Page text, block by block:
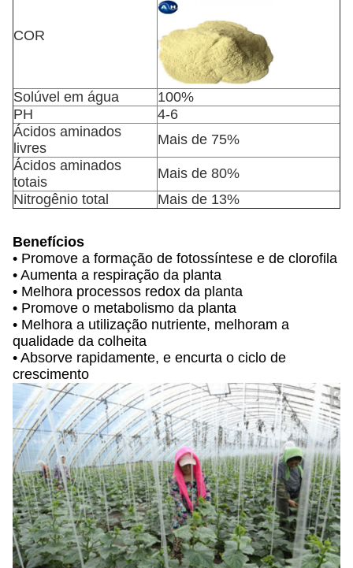
COR
Solúvel em água
100%
PH
4-6
Ácidos aminados
livres
Mais de 75%
Ácidos aminados
totais
Mais de 80%
Nitrogênio total
Mais de 13%
Benefícios
• Promove a formação de fotossíntese e de clorofila
• Aumenta a respiração da planta
• Melhora processos redox da planta
• Promove o metabolismo da planta
• Melhora a utilização nutriente, melhoram a
qualidade da colheita
• Absorve rapidamente, e encurta o ciclo de
crescimento